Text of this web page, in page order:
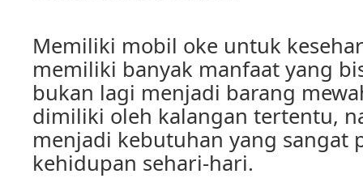
Memiliki mobil oke untuk
memiliki banyak manfaat yang
bukan lagi menjadi barang
dimiliki oleh kalangan tertentu,
menjadi kebutuhan yang sangat
kehidupan sehari-hari.